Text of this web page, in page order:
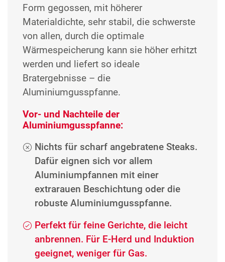
Form gegossen, mit höherer
Materialdichte, sehr stabil, die schwerste
von allen, durch die optimale
Wärmespeicherung kann sie höher erhitzt
werden und liefert so ideale
Bratergebnisse – die
Aluminiumgusspfanne.
Vor- und Nachteile der
Aluminiumgusspfanne:
Nichts für scharf angebratene Steaks.
Dafür eignen sich vor allem
Aluminiumpfannen mit einer
extrarauen Beschichtung oder die
robuste Aluminiumgusspfanne.
Perfekt für feine Gerichte, die leicht
anbrennen. Für E-Herd und Induktion
geeignet, weniger für Gas.